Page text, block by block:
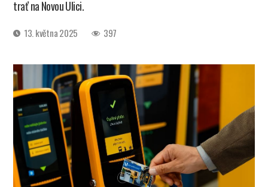
trať na Novou Ulici.
Datum13. května 2025 397